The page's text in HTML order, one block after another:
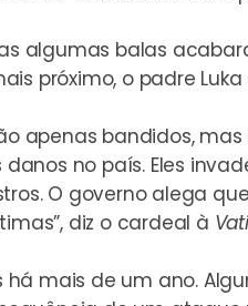
algumas balas
próximo, o padre
apenas bandidos, mas
no país. Eles
O governo alega
diz o cardeal à
mais de um ano.